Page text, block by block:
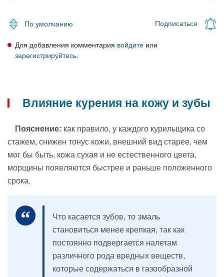
По умолчанию Подписаться
Для добавления комментария войдите или
зарегистрируйтесь.
Влияние курения на кожу и зубы
Пояснение: как правило, у каждого курильщика со
стажем, снижен тонус кожи, внешний вид старее, чем
мог бы быть, кожа сухая и не естественного цвета,
морщины появляются быстрее и раньше положенного
срока.
Что касается зубов, то эмаль
становиться менее крепкая, так как
постоянно подвергается налетам
различного рода вредных веществ,
которые содержаться в газообразной